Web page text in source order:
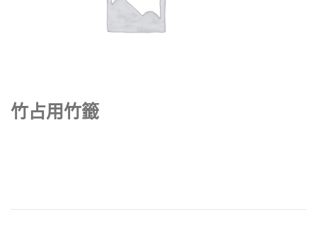
竹占用竹籤